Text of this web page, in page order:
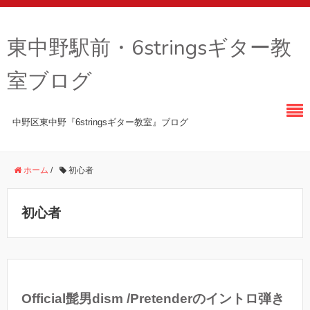
東中野駅前・6stringsギター教
室ブログ
中野区東中野『6stringsギター教室』ブログ
ホーム / 初心者
初心者
Official髭男dism /Pretenderのイントロ弾き